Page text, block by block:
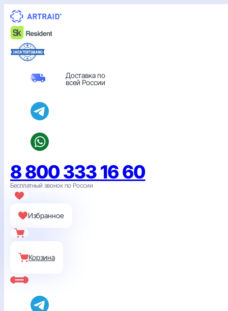
Перейти
содержимому
Доставка по
всей России
8 800 333 16 60
Бесплатный звонок по России
Избранное
Корзина